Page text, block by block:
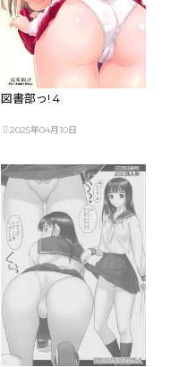
図書部っ! 4
2025年04月10日